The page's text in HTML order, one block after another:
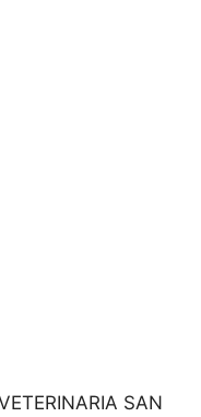
SAN